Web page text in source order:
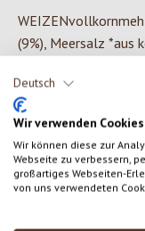
Deutsch
Wir verwenden Cookies
Wir können diese zur
Webseite zu verbessern,
großartiges Webseiten-
von uns verwendeten
(9%), Meersalz *aus
0 von 0 Bewertungen
Durchschnittliche
Gib eine